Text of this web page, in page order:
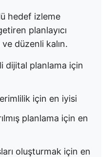
hedef izleme
planlayıcı
düzenli kalın.
dijital planlama için
için en iyisi
planlama için en
oluşturmak için en